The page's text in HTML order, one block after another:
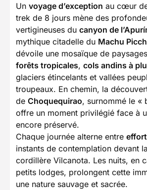
Un voyage d’exception au cœur
trek de 8 jours mène des
vertigineuses du canyon de
mythique citadelle du Machu
dévoile une mosaïque de
forêts tropicales, cols andins à
glaciers étincelants et vallées
troupeaux. En chemin, la
de Choquequirao, surnommé le «
offre un moment privilégié face à
encore préservé.
Chaque journée alterne entre
instants de contemplation devant
cordillère Vilcanota. Les nuits, en
petits lodges, prolongent cette
une nature sauvage et sacrée.